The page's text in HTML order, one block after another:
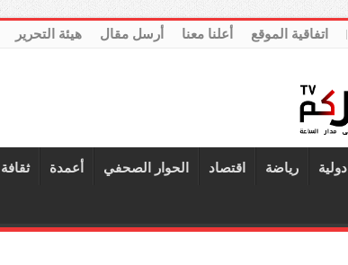
اتفاقية الموقع أعلنا معنا أرسل مقال هيئة التحرير
دولية رياضة اقتصاد الحوار الصحفي أعمدة